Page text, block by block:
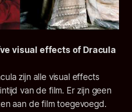
visual effects of Dracula
zijn alle visual effects
van de film. Er zijn geen
aan de film toegevoegd.